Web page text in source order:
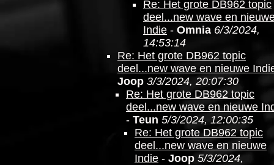
Re: Het grote DB962 topic
deel...new wave en
Indie - Omnia 6/3/2024,
14:53:14
Re: Het grote DB962 topic
deel...new wave en nieuwe
Joop 3/3/2024, 20:07:30
Re: Het grote DB962 topic
deel...new wave en nieuwe
- Teun 5/3/2024, 12:00:35
Re: Het grote DB962 topic
deel...new wave en nieuwe
Indie - Joop 5/3/2024,